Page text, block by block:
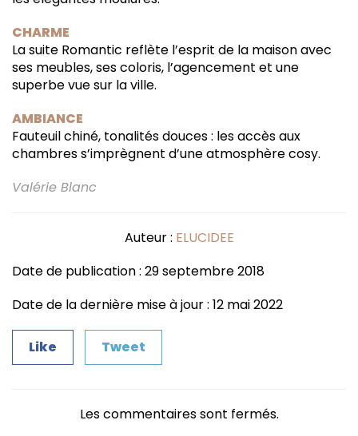
CHARME
La suite Romantic reflète l’esprit de la maison avec
ses meubles, ses coloris, l’agencement et une
superbe vue sur la ville.
AMBIANCE
Fauteuil chiné, tonalités douces : les accès aux
chambres s’imprègnent d’une atmosphère cosy.
Valérie Blanc
Auteur : ELUCIDEE
Date de publication : 29 septembre 2018
Date de la dernière mise à jour : 12 mai 2022
Like Tweet
Les commentaires sont fermés.